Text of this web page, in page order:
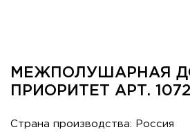
МЕЖПОЛУШАРНАЯ
ПРИОРИТЕТ АРТ.
Страна производства: Россия